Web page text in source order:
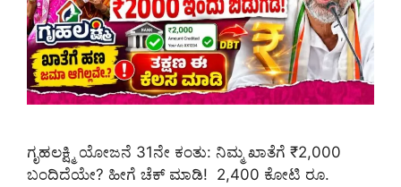
ಗೃಹಲಕ್ಷ್ಮಿ ಯೋಜನೆ 31ನೇ ಕಂತು: ನಿಮ್ಮ ಖಾತೆಗೆ ₹2,000
ಬಂದಿದೆಯೇ? ಹೀಗೆ ಚೆಕ್ ಮಾಡಿ! 2,400 ಕೋಟಿ ರೂ.